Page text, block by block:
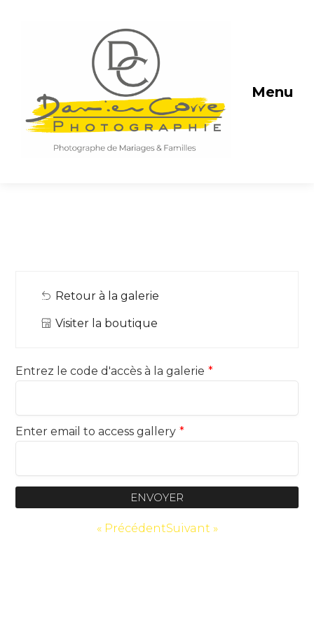
Menu
Retour à la galerie
Visiter la boutique
Entrez le code d'accès à la galerie *
Enter email to access gallery *
ENVOYER
« PrécédentSuivant »